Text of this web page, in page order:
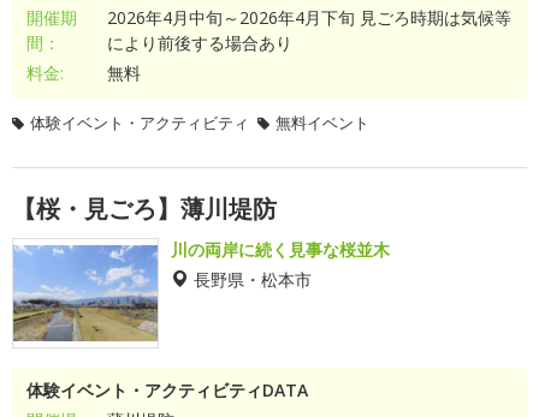
開催期
間：
2026年4月中旬～2026年4月下旬 見ごろ時期は気候等
により前後する場合あり
料金:
無料
体験イベント・アクティビティ 無料イベント
【桜・見ごろ】薄川堤防
川の両岸に続く見事な桜並木
長野県・松本市
体験イベント・アクティビティDATA